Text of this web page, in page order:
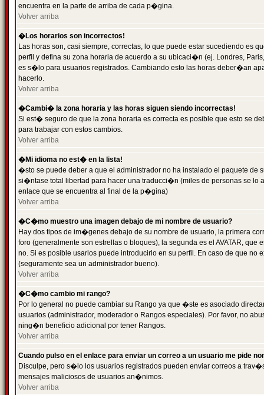
encuentra en la parte de arriba de cada p�gina.
Volver arriba
�Los horarios son incorrectos!
Las horas son, casi siempre, correctas, lo que puede estar sucediendo es
perfil y defina su zona horaria de acuerdo a su ubicaci�n (ej. Londres,
es s�lo para usuarios registrados. Cambiando esto las horas deber�an
hacerlo.
Volver arriba
�Cambi� la zona horaria y las horas siguen siendo incorrectas!
Si est� seguro de que la zona horaria es correcta es posible que esto se
para trabajar con estos cambios.
Volver arriba
�Mi idioma no est� en la lista!
�sto se puede deber a que el administrador no ha instalado el paquete
si�ntase total libertad para hacer una traducci�n (miles de personas se
enlace que se encuentra al final de la p�gina)
Volver arriba
�C�mo muestro una imagen debajo de mi nombre de usuario?
Hay dos tipos de im�genes debajo de su nombre de usuario, la primera
foro (generalmente son estrellas o bloques), la segunda es el AVATAR,
no. Si es posible usarlos puede introducirlo en su perfil. En caso de que
(seguramente sea un administrador bueno).
Volver arriba
�C�mo cambio mi rango?
Por lo general no puede cambiar su Rango ya que �ste es asociado
usuarios (administrador, moderador o Rangos especiales). Por favor, no
ning�n beneficio adicional por tener Rangos.
Volver arriba
Cuando pulso en el enlace para enviar un correo a un usuario me pide
Disculpe, pero s�lo los usuarios registrados pueden enviar correos a
mensajes maliciosos de usuarios an�nimos.
Volver arriba